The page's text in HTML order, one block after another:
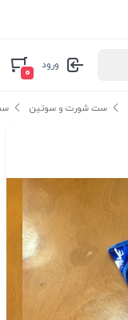
ورود
۰
ست شورت و سوتین